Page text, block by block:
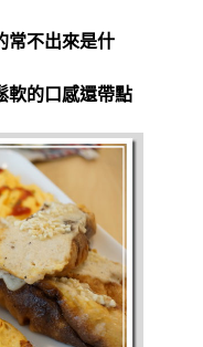
常不出來是什
軟的口感還帶點